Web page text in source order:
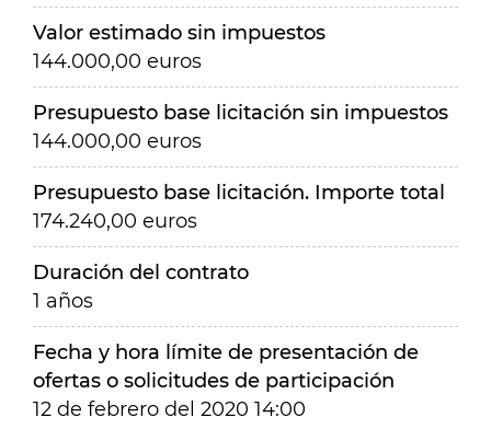
Valor estimado sin impuestos
144.000,00 euros
Presupuesto base licitación sin impuestos
144.000,00 euros
Presupuesto base licitación. Importe total
174.240,00 euros
Duración del contrato
1 años
Fecha y hora límite de presentación de
ofertas o solicitudes de participación
12 de febrero del 2020 14:00